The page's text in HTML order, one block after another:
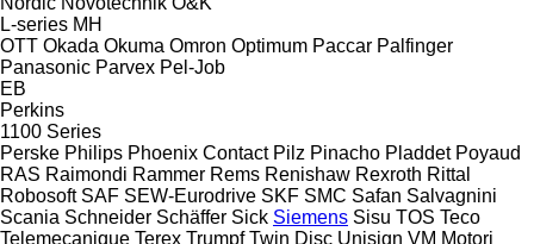
L-series MH
OTT Okada Okuma Omron Optimum Paccar Palfinger
Panasonic Parvex Pel-Job
EB
Perkins
1100 Series
Perske Philips Phoenix Contact Pilz Pinacho Pladdet Poyaud
RAS Raimondi Rammer Rems Renishaw Rexroth Rittal
Robosoft SAF SEW-Eurodrive SKF SMC Safan Salvagnini
Scania Schneider Schäffer Sick Siemens Sisu TOS Teco
Telemecanique Terex Trumpf Twin Disc Unisign VM Motori